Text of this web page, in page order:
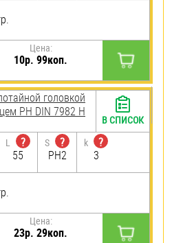
Цена:
10р. 99коп.
головкой
PH DIN 7982 H
L
?
55
S
?
PH2
k
?
3
Цена:
23р. 29коп.
В СПИСОК